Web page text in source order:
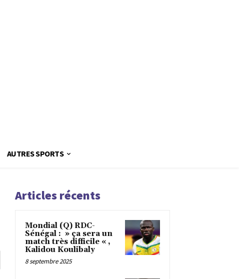
AUTRES SPORTS
Articles récents
Mondial (Q) RDC-
Sénégal : » ça sera un
match très difficile « ,
Kalidou Koulibaly
8 septembre 2025